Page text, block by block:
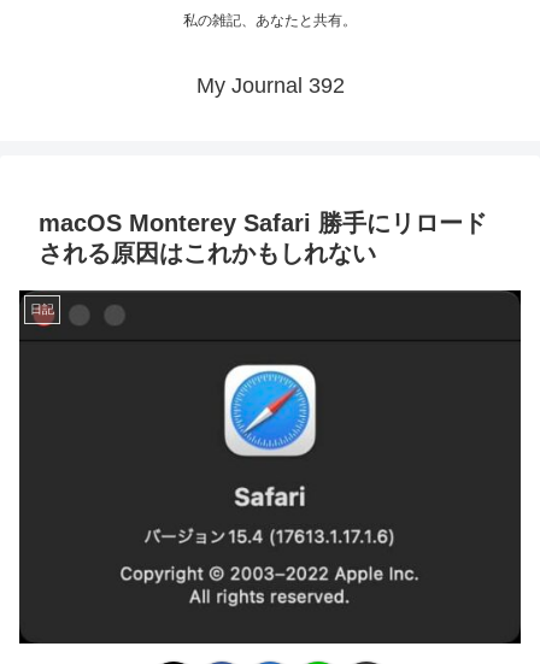
私の雑記、あなたと共有。
My Journal 392
macOS Monterey Safari 勝手にリロード
される原因はこれかもしれない
日記